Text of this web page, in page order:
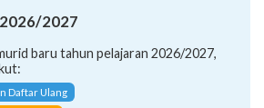
2027
baru tahun pelajaran 2026/2027,
Daftar Ulang